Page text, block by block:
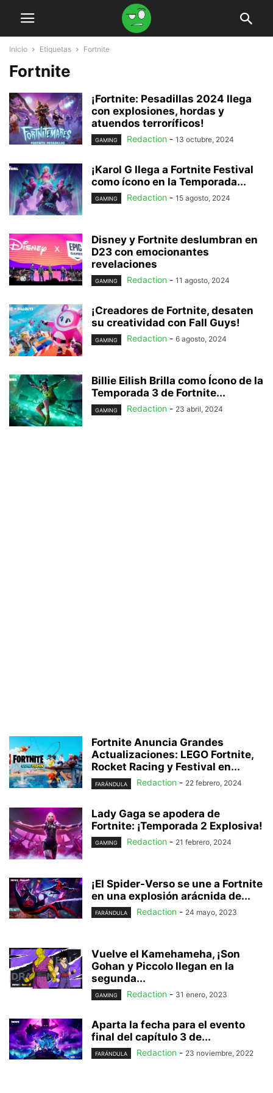
Inicio Etiquetas Fortnite
Fortnite
¡Fortnite: Pesadillas 2024 llega
con explosiones, hordas y
atuendos terroríficos!
GAMING Redaction - 13 octubre, 2024
¡Karol G llega a Fortnite Festival
como ícono en la Temporada...
GAMING Redaction - 15 agosto, 2024
Disney y Fortnite deslumbran en
D23 con emocionantes
revelaciones
GAMING Redaction - 11 agosto, 2024
¡Creadores de Fortnite, desaten
su creatividad con Fall Guys!
GAMING Redaction - 6 agosto, 2024
Billie Eilish Brilla como Ícono de la
Temporada 3 de Fortnite...
GAMING Redaction - 23 abril, 2024
Fortnite Anuncia Grandes
Actualizaciones: LEGO Fortnite,
Rocket Racing y Festival en...
FARÁNDULA Redaction - 22 febrero, 2024
Lady Gaga se apodera de
Fortnite: ¡Temporada 2 Explosiva!
GAMING Redaction - 21 febrero, 2024
¡El Spider-Verso se une a Fortnite
en una explosión arácnida de...
FARÁNDULA Redaction - 24 mayo, 2023
Vuelve el Kamehameha, ¡Son
Gohan y Piccolo llegan en la
segunda...
GAMING Redaction - 31 enero, 2023
Aparta la fecha para el evento
final del capítulo 3 de...
FARÁNDULA Redaction - 23 noviembre, 2022